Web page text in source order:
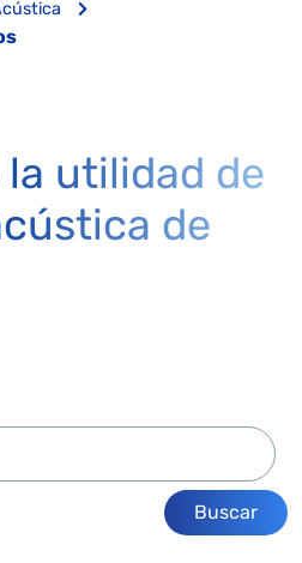
utilidad de
de
Buscar